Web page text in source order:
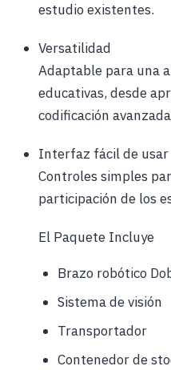
estudio existentes.
Versatilidad
Adaptable para una
educativas, desde
codificación avanzada
Interfaz fácil de usar
Controles simples
participación de los
El Paquete Incluye
Brazo robótico
Sistema de visión
Transportador
Contenedor de